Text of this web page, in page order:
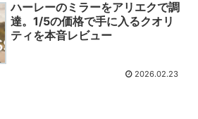
ハーレーのミラーをアリエクで調
達。1/5の価格で手に入るクオリ
ティを本音レビュー
2026.02.23